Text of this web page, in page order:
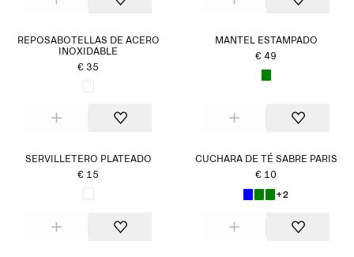
REPOSABOTELLAS DE ACERO
INOXIDABLE
€ 35
MANTEL ESTAMPADO
€ 49
SERVILLETERO PLATEADO
€ 15
CUCHARA DE TÉ SABRE PARIS
€ 10
+2